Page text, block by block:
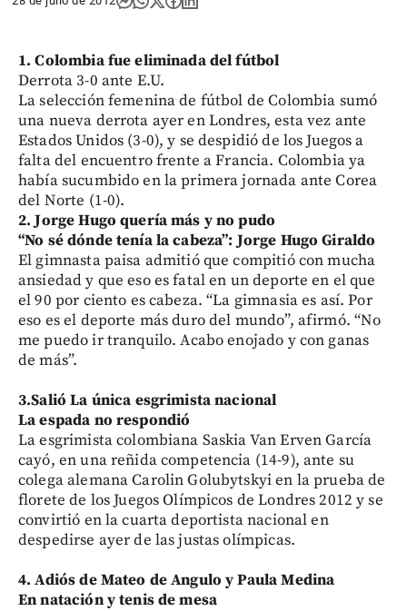
1. Colombia fue eliminada del fútbol
Derrota 3-0 ante E.U.
La selección femenina de fútbol de Colombia sumó
una nueva derrota ayer en Londres, esta vez ante
Estados Unidos (3-0), y se despidió de los Juegos a
falta del encuentro frente a Francia. Colombia ya
había sucumbido en la primera jornada ante Corea
del Norte (1-0).
2. Jorge Hugo quería más y no pudo
“No sé dónde tenía la cabeza”: Jorge Hugo Giraldo
El gimnasta paisa admitió que compitió con mucha
ansiedad y que eso es fatal en un deporte en el que
el 90 por ciento es cabeza. “La gimnasia es así. Por
eso es el deporte más duro del mundo”, afirmó. “No
me puedo ir tranquilo. Acabo enojado y con ganas
de más”.
3.Salió La única esgrimista nacional
La espada no respondió
La esgrimista colombiana Saskia Van Erven García
cayó, en una reñida competencia (14-9), ante su
colega alemana Carolin Golubytskyi en la prueba de
florete de los Juegos Olímpicos de Londres 2012 y se
convirtió en la cuarta deportista nacional en
despedirse ayer de las justas olímpicas.
4. Adiós de Mateo de Angulo y Paula Medina
En natación y tenis de mesa